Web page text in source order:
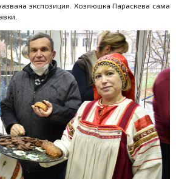
экспозиция. Хозяюшка Параскева сама